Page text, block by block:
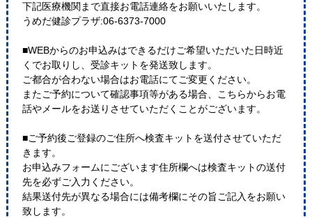
下記医療機関まで直接お電話連絡をお願いいたします。
うめだ健診プラザ:06-6373-7000
■WEBからのお申込みはできるだけご希望いただいた日時近
くでお取りし、受診キットを発送致します。
ご都合が合わない場合はお電話にてご変更ください。
またご予約について確認事項等がある場合、こちらからお電
話やメールをお送りさせていただくことがございます。
■ご予約後ご登録のご住所へ検査キットを送付させていただ
きます。
お申込みフォームにございます住所欄へは検査キットの送付
先を必ずご入力ください。
結果送付先が異なる場合には備考欄にその旨ご記入をお願い
致します。